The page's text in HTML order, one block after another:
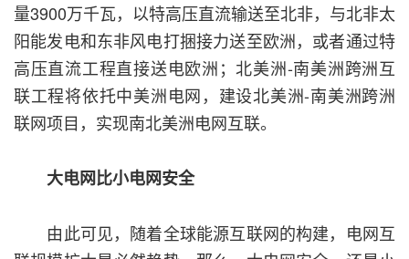
量3900万千瓦，以特高压直流输送至北非，与北非太
阳能发电和东非风电打捆接力送至欧洲，或者通过特
高压直流工程直接送电欧洲；北美洲-南美洲跨洲互
联工程将依托中美洲电网，建设北美洲-南美洲跨洲
联网项目，实现南北美洲电网互联。
大电网比小电网安全
由此可见，随着全球能源互联网的构建，电网互